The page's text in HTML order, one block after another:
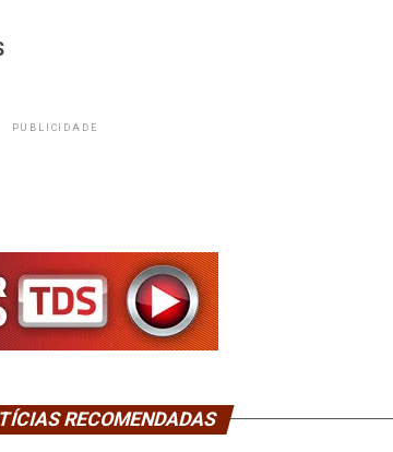
PUBLICIDADE
RECOMENDADAS